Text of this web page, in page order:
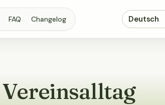
FAQ Changelog Deutsch